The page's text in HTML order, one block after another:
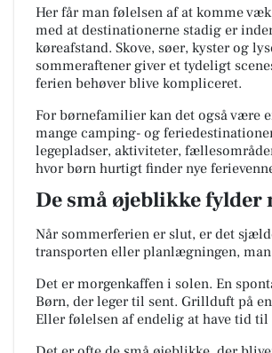
Her får man følelsen af at komme
med at destinationerne stadig er
køreafstand. Skove, søer, kyster og
sommeraftener giver et tydeligt
ferien behøver blive kompliceret.
For børnefamilier kan det også være
mange camping- og
legepladser, aktiviteter,
hvor børn hurtigt finder nye
De små øjeblikke fylder
Når sommerferien er slut, er det
transporten eller planlægningen, man
Det er morgenkaffen i solen. En
Børn, der leger til sent. Grillduft på
Eller følelsen af endelig at have tid til